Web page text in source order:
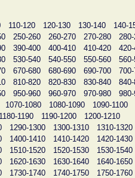
110-120 120-130 130-140
140-
250-260 260-270 270-280
390-400 400-410 410-420
530-540 540-550 550-560
670-680 680-690 690-700
810-820 820-830 830-840
950-960 960-970 970-980
1070-1080 1080-1090
1090-1100
1180-1190 1190-1200
1200-1210
1290-1300 1300-1310
1310-1320
1400-1410 1410-1420
1420-1430
1510-1520 1520-1530
1530-1540
1620-1630 1630-1640
1640-1650
1730-1740 1740-1750
1750-1760